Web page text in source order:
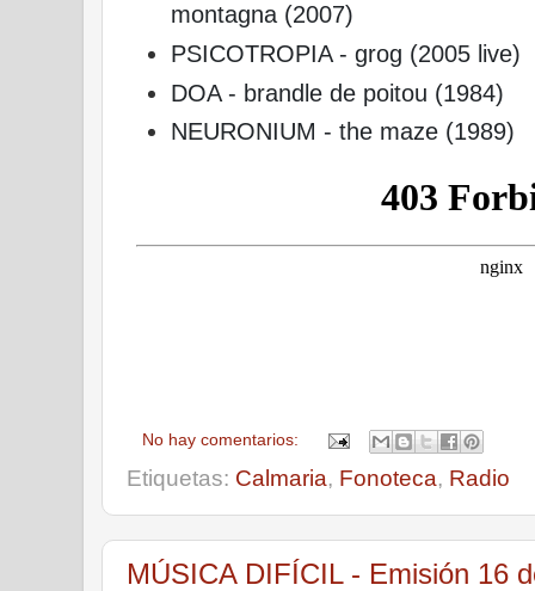
montagna (2007)
PSICOTROPIA - grog (2005 live)
DOA - brandle de poitou (1984)
NEURONIUM - the maze (1989)
No hay comentarios:
Etiquetas: Calmaria, Fonoteca, Radio
MÚSICA DIFÍCIL - Emisión 16